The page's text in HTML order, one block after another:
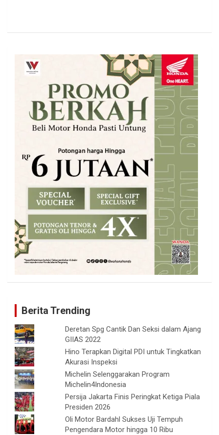
Berita Trending
Deretan Spg Cantik Dan Seksi dalam Ajang
GIIAS 2022
Hino Terapkan Digital PDI untuk Tingkatkan
Akurasi Inspeksi
Michelin Selenggarakan Program
Michelin4Indonesia
Persija Jakarta Finis Peringkat Ketiga Piala
Presiden 2026
Oli Motor Bardahl Sukses Uji Tempuh
Pengendara Motor hingga 10 Ribu